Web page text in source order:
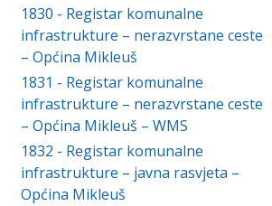
1830 - Registar komunalne
infrastrukture – nerazvrstane ceste
– Općina Mikleuš
1831 - Registar komunalne
infrastrukture – nerazvrstane ceste
– Općina Mikleuš – WMS
1832 - Registar komunalne
infrastrukture – javna rasvjeta –
Općina Mikleuš